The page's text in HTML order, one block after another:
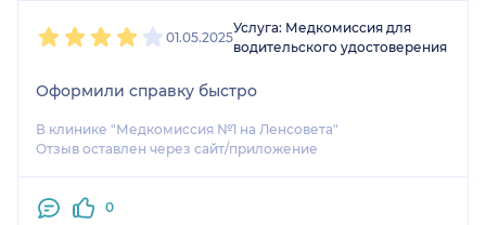
01.05.2025
Услуга: Медкомиссия для
водительского удостоверения
Оформили справку быстро
В клинике "Медкомиссия №1 на Ленсовета"
Отзыв оставлен через сайт/приложение
0